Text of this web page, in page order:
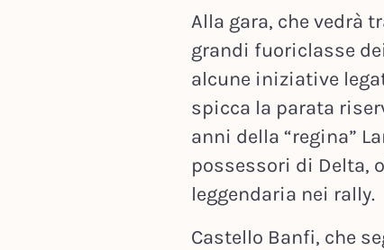
Alla gara, che vedrà
grandi fuoriclasse
alcune iniziative
spicca la parata
anni della “regina”
possessori di Delta,
leggendaria nei rally.
Castello Banfi, che